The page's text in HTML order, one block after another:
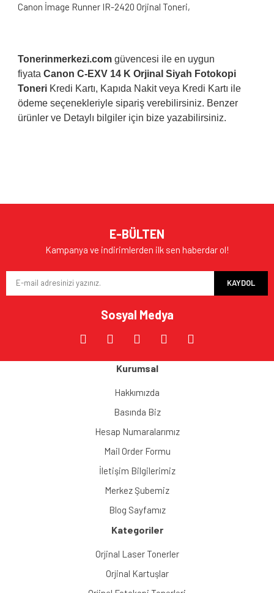
Canon İmage Runner IR-2420 Orjinal Toneri,
Tonerinmerkezi.com güvencesi ile en uygun
fiyata Canon C-EXV 14 K Orjinal Siyah Fotokopi
Toneri Kredi Kartı, Kapıda Nakit veya Kredi Kartı ile
ödeme seçenekleriyle sipariş verebilirsiniz. Benzer
ürünler ve Detaylı bilgiler için bize yazabilirsiniz.
Ürün resmi kalitesiz, bozuk veya görüntülenemiyor.
Ürün açıklamasında eksik bilgiler bulunuyor.
Ürün fiyatı diğer sitelerden daha pahalı.
Gönder
E-BÜLTEN
Kampanya ve indirimlerden ilk sen haberdar ol!
KAYDOL
Sosyal Medya
Kurumsal
Hakkımızda
Basında Biz
Hesap Numaralarımız
Mail Order Formu
İletişim Bilgilerimiz
Merkez Şubemiz
Blog Sayfamız
Kategoriler
Orjinal Laser Tonerler
Orjinal Kartuşlar